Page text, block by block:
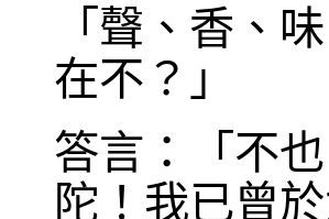
「聲、香、
在不？」
答言：「不
陀！我已曾